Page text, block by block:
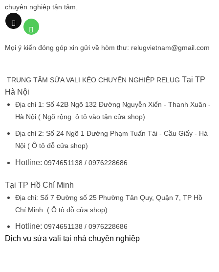
chuyên nghiệp tận tâm.
Mọi ý kiến đóng góp xin gửi về hòm thư: relugvietnam@gmail.com
TRUNG TÂM SỬA VALI KÉO CHUYÊN NGHIỆP RELUG Tại TP
Hà Nội
Địa chỉ 1: Số 42B Ngõ 132 Đường Nguyễn Xiển - Thanh Xuân -
Hà Nội ( Ngõ rộng ô tô vào tận cửa shop)
Địa chỉ 2: Số 24 Ngõ 1 Đường Phạm Tuấn Tài - Cầu Giấy - Hà
Nội( Ô tô đỗ cửa shop)
Hotline: 0974651138 / 0976228686
Tại TP Hồ Chí Minh
Địa chỉ: Số 7 Đường số 25 Phường Tân Quy, Quận 7, TP Hồ
Chí Minh ( Ô tô đỗ cửa shop)
Hotline: 0974651138 / 0976228686
Dịch vụ sửa vali tại nhà chuyên nghiệp